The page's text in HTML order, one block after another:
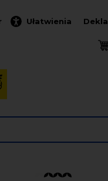
Ułatwienia